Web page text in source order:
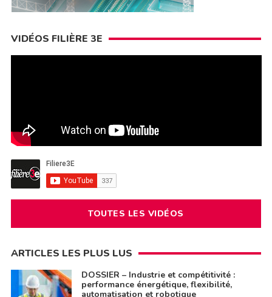
VIDÉOS FILIÈRE 3E
TOUTES LES VIDÉOS
ARTICLES LES PLUS LUS
DOSSIER – Industrie et compétitivité :
performance énergétique, flexibilité,
automatisation et robotique